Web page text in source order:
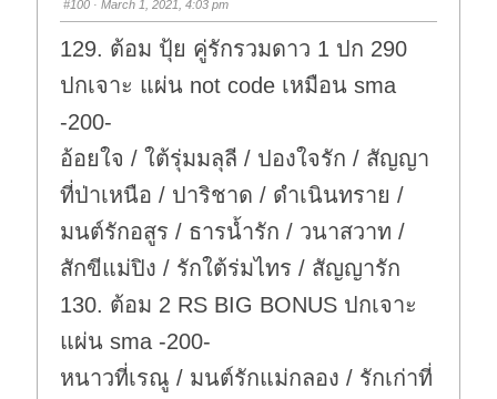
d
o
n
.
u
p
#100 · March 1, 2021, 4:03 pm
129. ต้อม ปุ้ย คู่รักรวมดาว 1 ปก 290
ปกเจาะ แผ่น not code เหมือน sma
-200-
อ้อยใจ / ใต้รุ่มมลุลี / ปองใจรัก / สัญญา
ที่ป่าเหนือ / ปาริชาด / ดำเนินทราย /
มนต์รักอสูร / ธารน้ำรัก / วนาสวาท /
สักขีแม่ปิง / รักใต้ร่มไทร / สัญญารัก
130. ต้อม 2 RS BIG BONUS ปกเจาะ
แผ่น sma -200-
หนาวที่เรณู / มนต์รักแม่กลอง / รักเก่าที่